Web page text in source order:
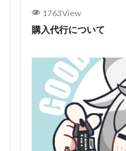
1763View
購入代行について